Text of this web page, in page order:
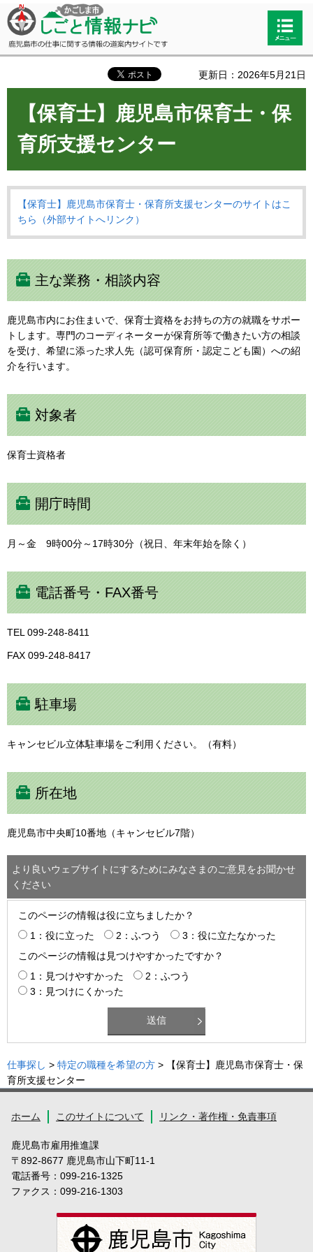
かごしま市しごと情報ナビ 鹿児島市
の仕事に関する情報の道案内サイト
です
検索・
共通メ
ニュー
更新日：2026年5月21日
【保育士】鹿児島市保育士・保
育所支援センター
【保育士】鹿児島市保育士・保育所支援センターのサイトはこ
ちら（外部サイトへリンク）
主な業務・相談内容
鹿児島市内にお住まいで、保育士資格をお持ちの方の就職をサポー
トします。専門のコーディネーターが保育所等で働きたい方の相談
を受け、希望に添った求人先（認可保育所・認定こども園）への紹
介を行います。
対象者
保育士資格者
開庁時間
月～金 9時00分～17時30分（祝日、年末年始を除く）
電話番号・FAX番号
TEL 099-248-8411
FAX 099-248-8417
駐車場
キャンセビル立体駐車場をご利用ください。（有料）
所在地
鹿児島市中央町10番地（キャンセビル7階）
より良いウェブサイトにするためにみなさまのご意見をお聞かせ
ください
このページの情報は役に立ちましたか？
1：役に立った
2：ふつう
3：役に立たなかった
このページの情報は見つけやすかったですか？
1：見つけやすかった
2：ふつう
3：見つけにくかった
仕事探し > 特定の職種を希望の方 > 【保育士】鹿児島市保育士・保
育所支援センター
ホーム このサイトについて リンク・著作権・免責事項
鹿児島市雇用推進課
〒892-8677 鹿児島市山下町11-1
電話番号：099-216-1325
ファクス：099-216-1303